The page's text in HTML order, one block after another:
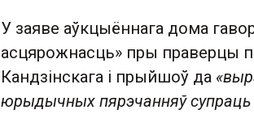
У заяве аўкцыённага дома
асцярожнасць» пры праверцы
Кандзінскага і прыйшоў да
юрыдычных пярэчанняў